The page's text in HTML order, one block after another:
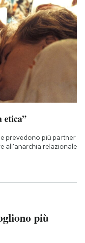
etica”
prevedono più partner
all'anarchia relazionale
più